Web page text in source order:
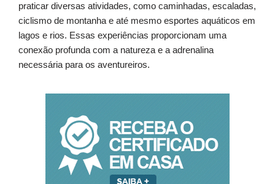
praticar diversas atividades, como caminhadas, escaladas,
ciclismo de montanha e até mesmo esportes aquáticos em
lagos e rios. Essas experiências proporcionam uma
conexão profunda com a natureza e a adrenalina
necessária para os aventureiros.